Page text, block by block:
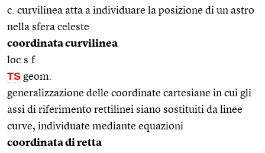
c. curvilinea atta a individuare la posizione di un astro
nella sfera celeste
coordinata curvilinea
loc.s.f.
TS geom.
generalizzazione delle coordinate cartesiane in cui gli
assi di riferimento rettilinei siano sostituiti da linee
curve, individuate mediante equazioni
coordinata di retta